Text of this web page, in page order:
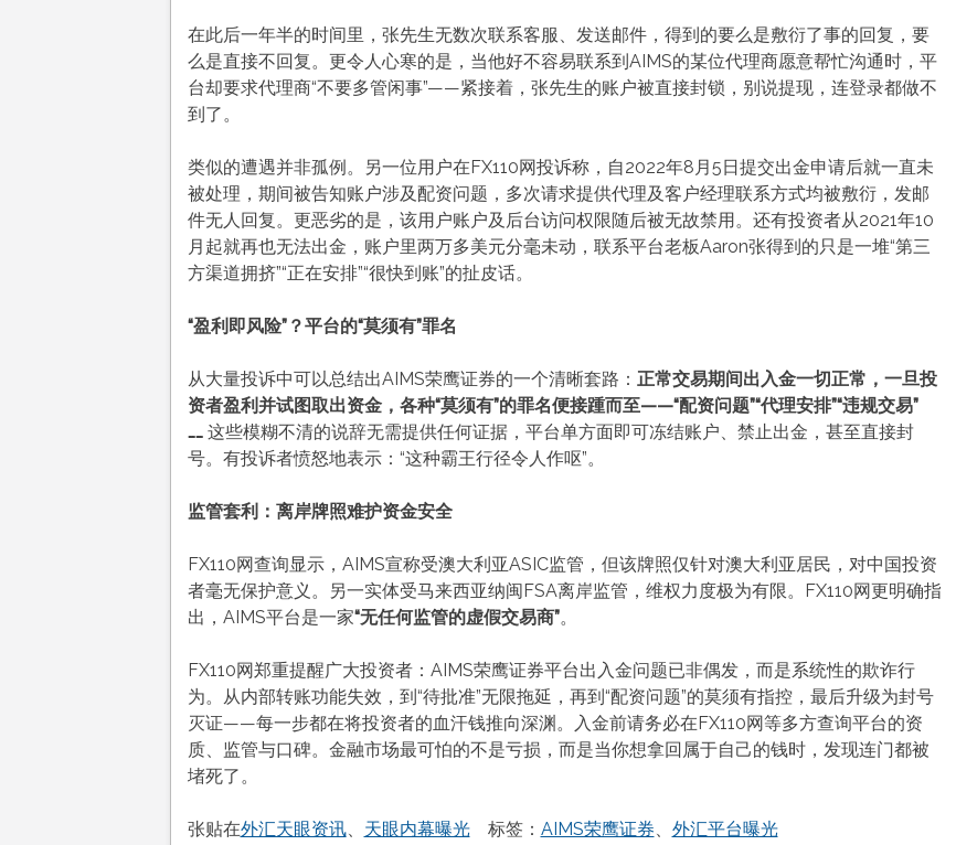
在此后一年半的时间里，张先生无数次联系客服、发送邮件，得到的要么是敷衍了事的回复，要
么是直接不回复。更令人心寒的是，当他好不容易联系到AIMS的某位代理商愿意帮忙沟通时，平
台却要求代理商“不要多管闲事”——紧接着，张先生的账户被直接封锁，别说提现，连登录都做不
到了。
类似的遭遇并非孤例。另一位用户在FX110网投诉称，自2022年8月5日提交出金申请后就一直未
被处理，期间被告知账户涉及配资问题，多次请求提供代理及客户经理联系方式均被敷衍，发邮
件无人回复。更恶劣的是，该用户账户及后台访问权限随后被无故禁用。还有投资者从2021年10
月起就再也无法出金，账户里两万多美元分毫未动，联系平台老板Aaron张得到的只是一堆“第三
方渠道拥挤”“正在安排”“很快到账”的扯皮话。
“盈利即风险”？平台的“莫须有”罪名
从大量投诉中可以总结出AIMS荣鹰证券的一个清晰套路： 正常交易期间出入金一切正常，一旦投
资者盈利并试图取出资金，各种“莫须有”的罪名便接踵而至——“配资问题”“代理安排”“违规交易”
……这些模糊不清的说辞无需提供任何证据，平台单方面即可冻结账户、禁止出金，甚至直接封
号。有投诉者愤怒地表示：“这种霸王行径令人作呕”。
监管套利：离岸牌照难护资金安全
FX110网查询显示，AIMS宣称受澳大利亚ASIC监管，但该牌照仅针对澳大利亚居民，对中国投资
者毫无保护意义 。另一实体受马来西亚纳闽FSA离岸监管，维权力度极为有限。FX110网更明确指
出，AIMS平台是一家“无任何监管的虚假交易商”。
FX110网郑重提醒广大投资者：AIMS荣鹰证券平台出入金问题已非偶发，而是系统性的欺诈行
为。从内部转账功能失效，到“待批准”无限拖延，再到“配资问题”的莫须有指控，最后升级为封号
灭证——每一步都在将投资者的血汗钱推向深渊。入金前请务必在FX110网等多方查询平台的资
质、监管与口碑。金融市场最可怕的不是亏损，而是当你想拿回属于自己的钱时，发现连门都被
堵死了。
张贴在外汇天眼资讯、 天眼内幕曝光 标签： AIMS荣鹰证券、 外汇平台曝光